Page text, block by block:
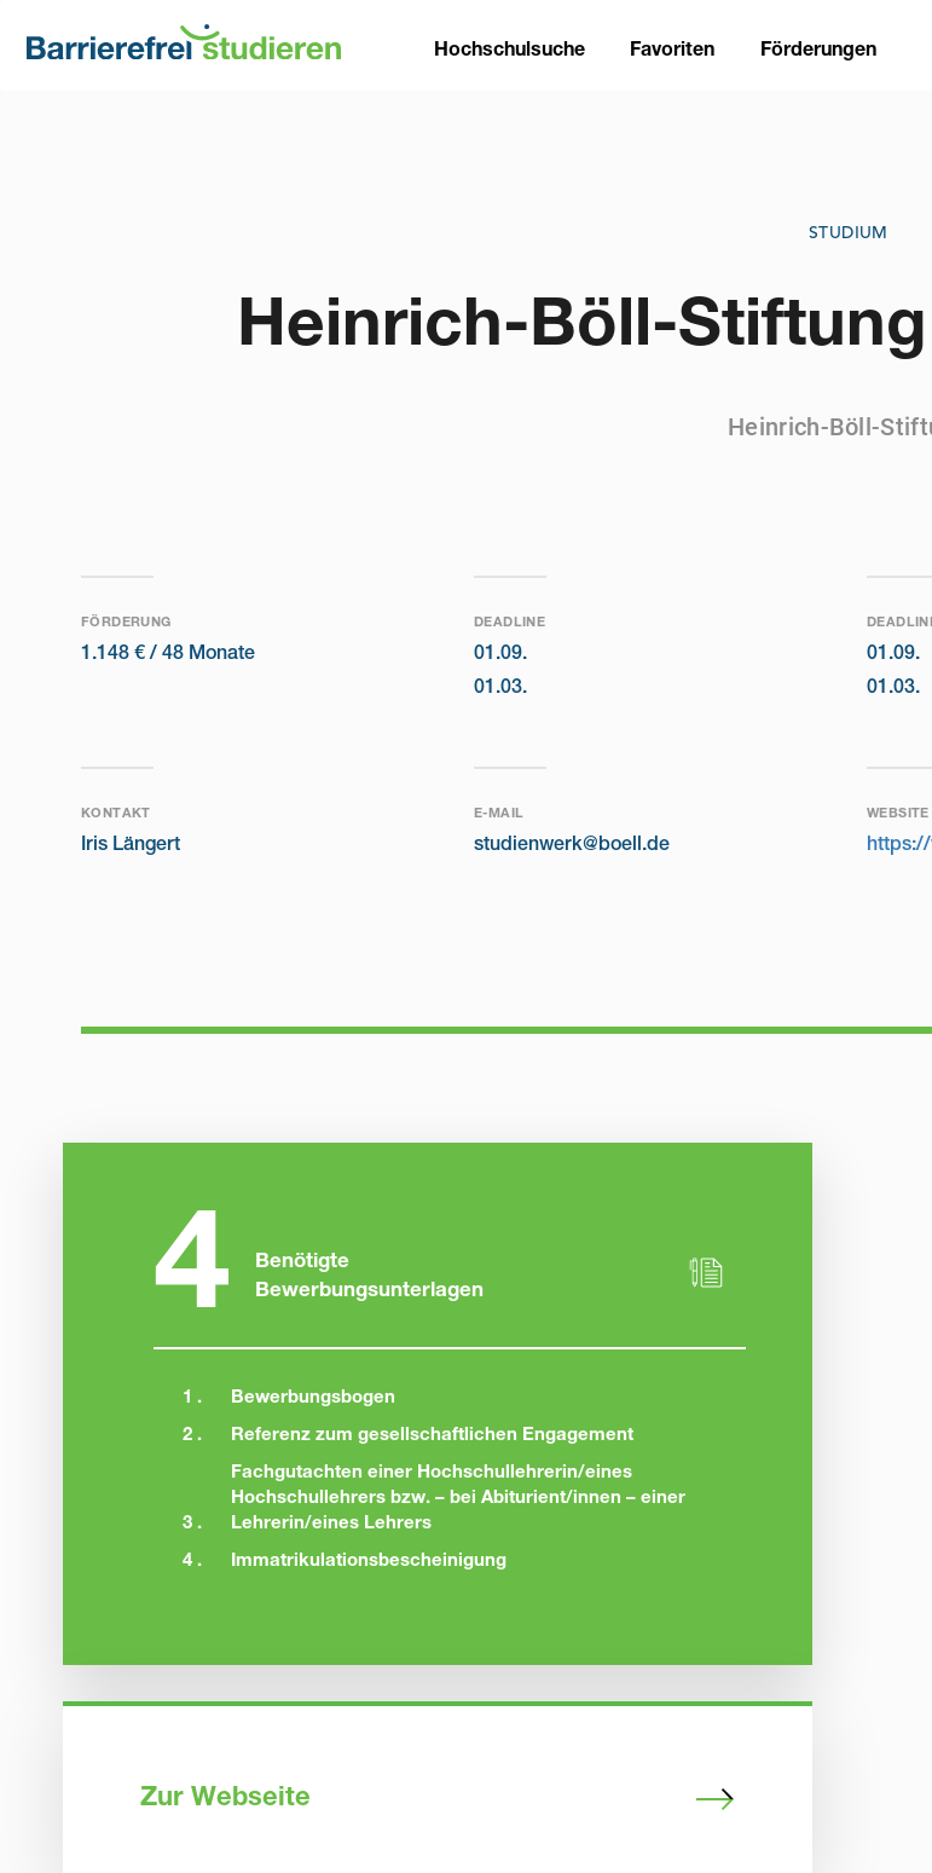
zum
Inhalt
Main
Hochschulsuche Favoriten Förderungen
STUDIUM
Heinrich-Böll-
Heinrich-Böll-
FÖRDERUNG
1.148 € / 48 Monate
DEADLINE
01.09.
01.03.
01.09.
01.03.
KONTAKT
Iris Längert
E-MAIL
studienwerk@boell.de
WEBSITE
4
Benötigte
Bewerbungsunterlagen
1 . Bewerbungsbogen
2 . Referenz zum gesellschaftlichen Engagement
3 .
Fachgutachten einer Hochschullehrerin/eines
Hochschullehrers bzw. – bei Abiturient/innen – einer
Lehrerin/eines Lehrers
4 . Immatrikulationsbescheinigung
Zur Webseite